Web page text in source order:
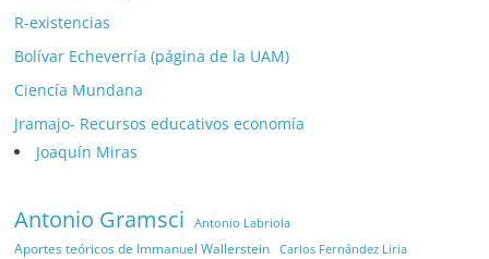
R-existencias
Bolívar Echeverría (página de la UAM)
Ciencía Mundana
Jramajo- Recursos educativos economía
Joaquín Miras
Antonio Gramsci Antonio Labriola
Aportes teóricos de Immanuel Wallerstein Carlos Fernández Liria